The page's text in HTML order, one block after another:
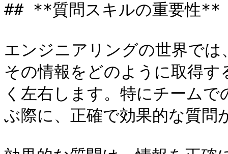
## **質問スキルの重要性**
エンジニアリングの世界で
その情報をどのように取得
く左右します。特にチーム
ぶ際に、正確で効果的な質問